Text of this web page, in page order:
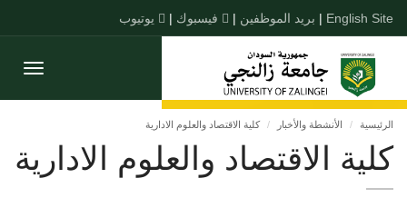
English Site
| بريد الموظفين | فيسبوك | يوتيوب
الرئيسية الأنشطة والأخبار كلية الاقتصاد والعلوم الادارية
كلية الاقتصاد والعلوم الادارية